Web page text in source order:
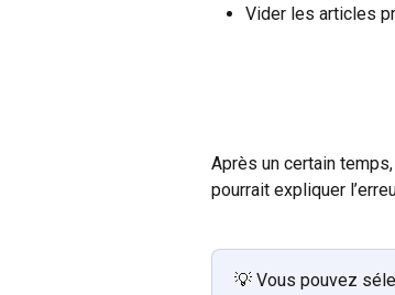
Vider les articles
Après un certain
pourrait expliquer
💡 Vous pouvez